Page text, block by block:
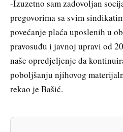
-Izuzetno sam zadovoljan
pregovorima sa svim
povećanje plaća uposlenih u
pravosuđu i javnoj upravi od
naše opredjeljenje da
poboljšanju njihovog
rekao je Bašić.